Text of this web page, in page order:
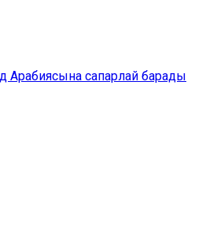
Арабиясына сапарлай барады